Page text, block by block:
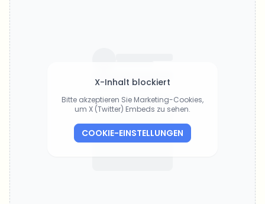
X-Inhalt blockiert
Bitte akzeptieren Sie Marketing-Cookies,
um X (Twitter) Embeds zu sehen.
COOKIE-EINSTELLUNGEN